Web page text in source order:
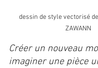
dessin de style vectorisé
ZAWANN
Créer un nouveau
imaginer une pièce